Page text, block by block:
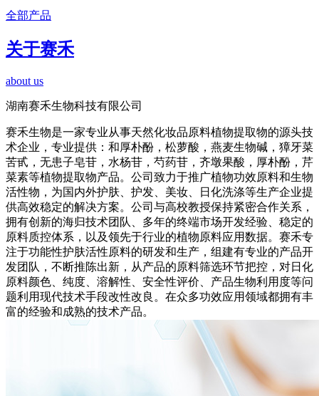
全部产品
关于赛禾
about us
湖南赛禾生物科技有限公司
赛禾生物是一家专业从事天然化妆品原料植物提取物的源头技
术企业，专业提供：和厚朴酚，松萝酸，燕麦生物碱，獐牙菜
苦甙，无患子皂苷，水杨苷，芍药苷，齐墩果酸，厚朴酚，芹
菜素等植物提取物产品。公司致力于推广植物功效原料和生物
活性物，为国内外护肤、护发、美妆、日化洗涤等生产企业提
供高效稳定的解决方案。公司与高校教授保持紧密合作关系，
拥有创新的海归技术团队、多年的终端市场开发经验、稳定的
原料质控体系，以及领先于行业的植物原料应用数据。赛禾专
注于功能性护肤活性原料的研发和生产，组建有专业的产品开
发团队，不断推陈出新，从产品的原料筛选环节把控，对日化
原料颜色、纯度、溶解性、安全性评价、产品生物利用度等问
题利用现代技术手段改性改良。在众多功效应用领域都拥有丰
富的经验和成熟的技术产品。